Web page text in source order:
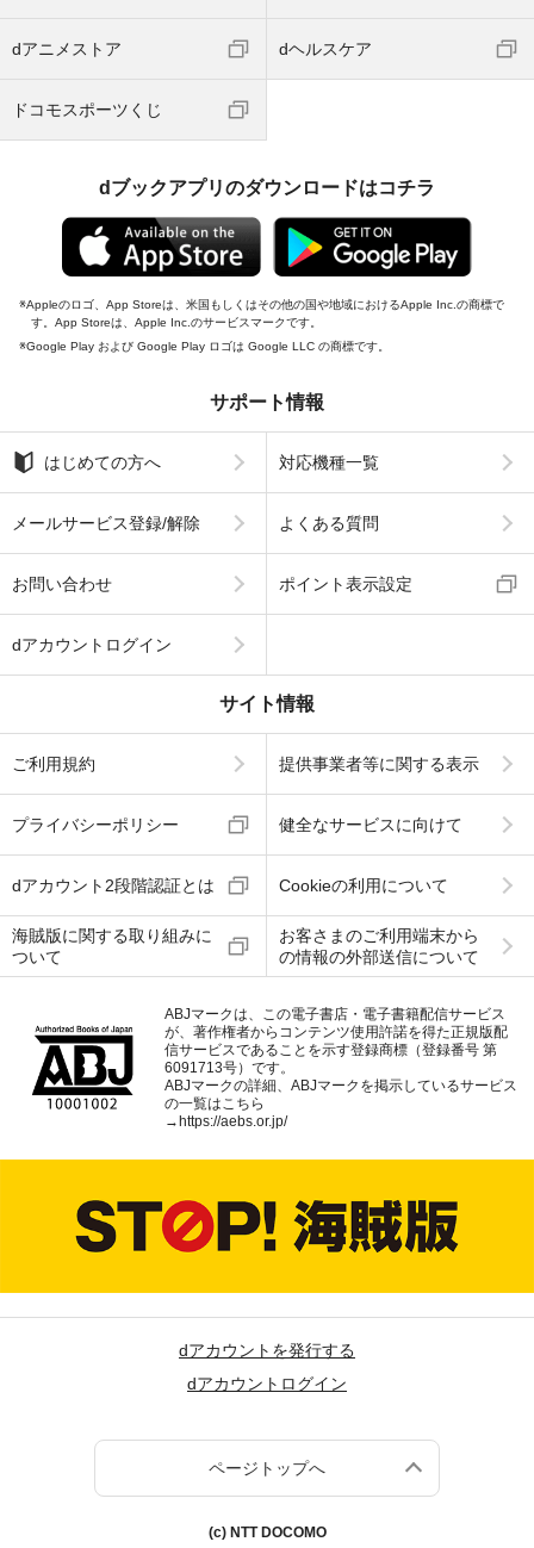
dアニメストア dヘルスケア
ドコモスポーツくじ
dブックアプリのダウンロードはコチラ
Appleのロゴ、App Storeは、米国もしくはその他の国や地域におけるApple Inc.の商標で
す。App Storeは、Apple Inc.のサービスマークです。
Google Play および Google Play ロゴは Google LLC の商標です。
サポート情報
はじめての方へ 対応機種一覧
メールサービス登録/解除 よくある質問
お問い合わせ ポイント表示設定
dアカウントログイン
サイト情報
ご利用規約 提供事業者等に関する表示
プライバシーポリシー 健全なサービスに向けて
dアカウント2段階認証とは Cookieの利用について
海賊版に関する取り組みに
ついて
お客さまのご利用端末から
の情報の外部送信について
ABJマークは、この電子書店・電子書籍配信サービス
が、著作権者からコンテンツ使用許諾を得た正規版配
信サービスであることを示す登録商標（登録番号 第
6091713号）です。
ABJマークの詳細、ABJマークを掲示しているサービス
の一覧はこちら
→https://aebs.or.jp/
dアカウントを発行する
dアカウントログイン
ページトップへ
(c) NTT DOCOMO